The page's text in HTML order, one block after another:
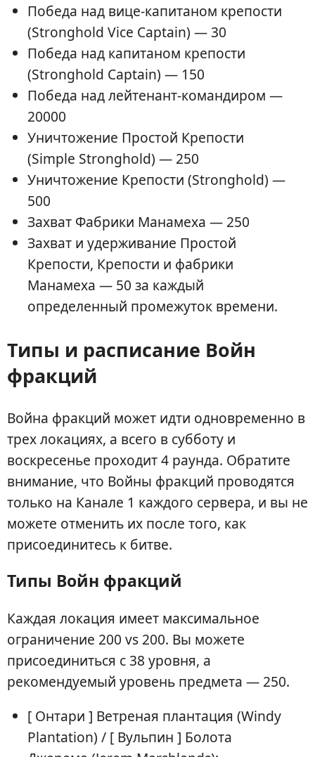
Победа над вице-капитаном крепости
(Stronghold Vice Captain) — 30
Победа над капитаном крепости
(Stronghold Captain) — 150
Победа над лейтенант-командиром —
20000
Уничтожение Простой Крепости
(Simple Stronghold) — 250
Уничтожение Крепости (Stronghold) —
500
Захват Фабрики Манамеха — 250
Захват и удерживание Простой
Крепости, Крепости и фабрики
Манамеха — 50 за каждый
определенный промежуток времени.
Типы и расписание Войн
фракций
Война фракций может идти одновременно в
трех локациях, а всего в субботу и
воскресенье проходит 4 раунда. Обратите
внимание, что Войны фракций проводятся
только на Канале 1 каждого сервера, и вы не
можете отменить их после того, как
присоединитесь к битве.
Типы Войн фракций
Каждая локация имеет максимальное
ограничение 200 vs 200. Вы можете
присоединиться с 38 уровня, а
рекомендуемый уровень предмета — 250.
[ Онтари ] Ветреная плантация (Windy
Plantation) / [ Вульпин ] Болота